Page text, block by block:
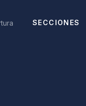
SECCIONES